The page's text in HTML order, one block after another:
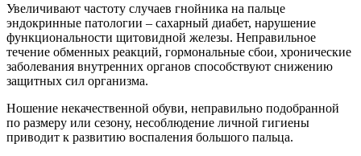
Увеличивают частоту случаев гнойника на пальце
эндокринные патологии – сахарный диабет, нарушение
функциональности щитовидной железы. Неправильное
течение обменных реакций, гормональные сбои, хронические
заболевания внутренних органов способствуют снижению
защитных сил организма.
Ношение некачественной обуви, неправильно подобранной
по размеру или сезону, несоблюдение личной гигиены
приводит к развитию воспаления большого пальца.